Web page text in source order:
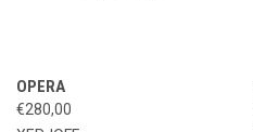
OPERA
€280,00